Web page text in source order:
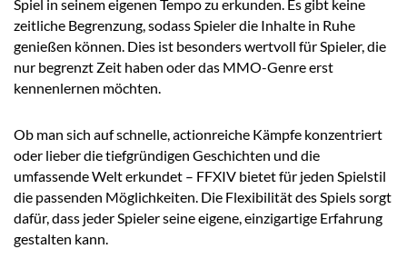
Spiel in seinem eigenen Tempo zu erkunden. Es gibt keine
zeitliche Begrenzung, sodass Spieler die Inhalte in Ruhe
genießen können. Dies ist besonders wertvoll für Spieler, die
nur begrenzt Zeit haben oder das MMO-Genre erst
kennenlernen möchten.
Ob man sich auf schnelle, actionreiche Kämpfe konzentriert
oder lieber die tiefgründigen Geschichten und die
umfassende Welt erkundet – FFXIV bietet für jeden Spielstil
die passenden Möglichkeiten. Die Flexibilität des Spiels sorgt
dafür, dass jeder Spieler seine eigene, einzigartige Erfahrung
gestalten kann.